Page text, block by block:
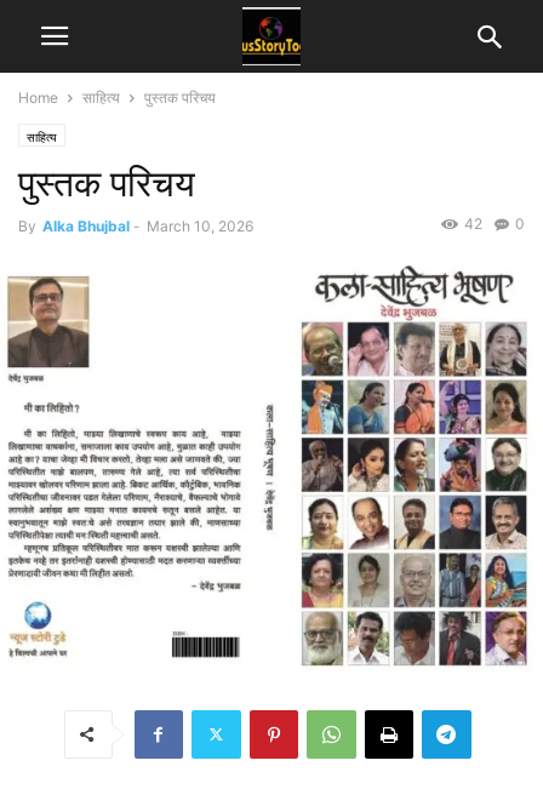
Home साहित्य पुस्तक परिचय
साहित्य
पुस्तक परिचय
By Alka Bhujbal - March 10, 2026 0
42